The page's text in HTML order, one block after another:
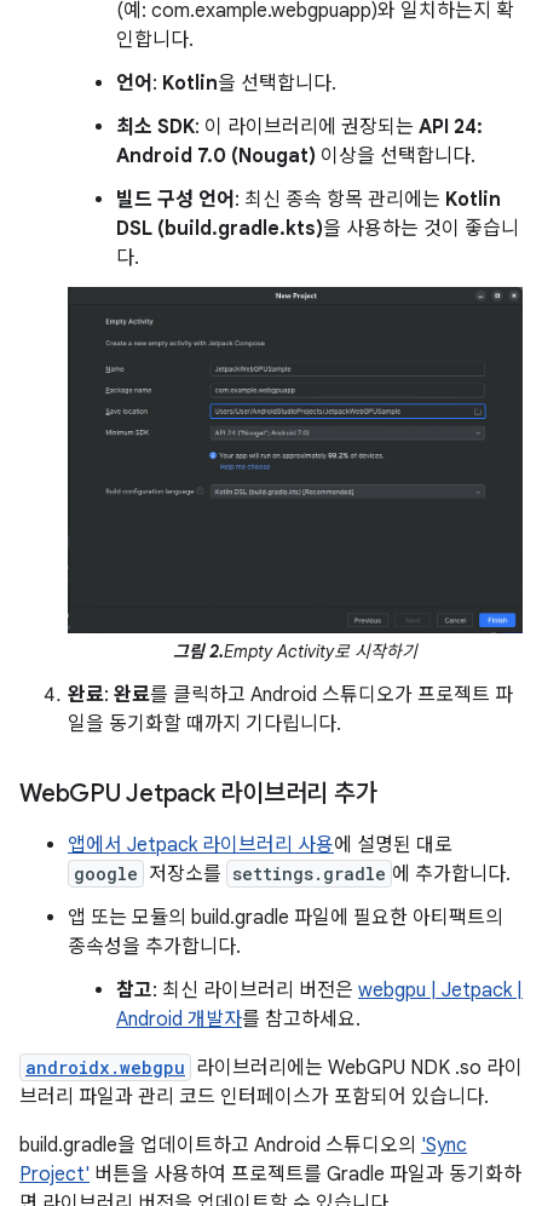
(예: com.example.webgpuapp)와 일치하는지 확
인합니다.
언어 : Kotlin을 선택합니다.
최소 SDK: 이 라이브러리에 권장되는 API 24:
Android 7.0 (Nougat) 이상을 선택합니다.
빌드 구성 언어 : 최신 종속 항목 관리에는 Kotlin
DSL (build.gradle.kts)을 사용하는 것이 좋습니
다.
그림 2.Empty Activity로 시작하기
완료: 완료를 클릭하고 Android 스튜디오가 프로젝트 파
일을 동기화할 때까지 기다립니다.
WebGPU Jetpack 라이브러리 추가
앱에서 Jetpack 라이브러리 사용에 설명된 대로
google 저장소를 settings.gradle 에 추가합니다.
앱 또는 모듈의 build.gradle 파일에 필요한 아티팩트의
종속성을 추가합니다.
참고: 최신 라이브러리 버전은 webgpu | Jetpack |
Android 개발자를 참고하세요.
androidx.webgpu 라이브러리에는 WebGPU NDK .so 라이
브러리 파일과 관리 코드 인터페이스가 포함되어 있습니다.
build.gradle을 업데이트하고 Android 스튜디오의 'Sync
Project' 버튼을 사용하여 프로젝트를 Gradle 파일과 동기화하